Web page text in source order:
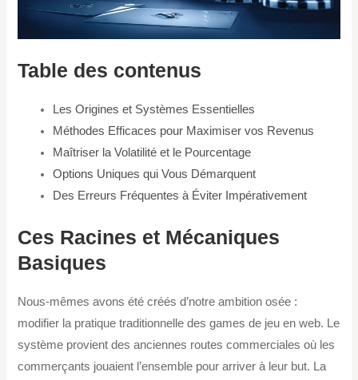
Table des contenus
Les Origines et Systèmes Essentielles
Méthodes Efficaces pour Maximiser vos Revenus
Maîtriser la Volatilité et le Pourcentage
Options Uniques qui Vous Démarquent
Des Erreurs Fréquentes à Éviter Impérativement
Ces Racines et Mécaniques
Basiques
Nous-mêmes avons été créés d’notre ambition osée :
modifier la pratique traditionnelle des games de jeu en web. Le
système provient des anciennes routes commerciales où les
commerçants jouaient l’ensemble pour arriver à leur but. La